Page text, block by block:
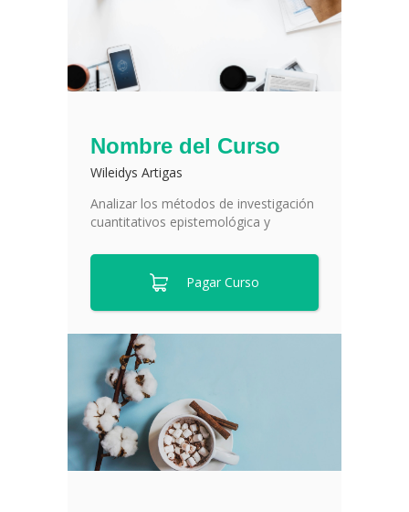
Nombre del Curso
Wileidys Artigas
Analizar los métodos de investigación
cuantitativos epistemológica y
Pagar Curso